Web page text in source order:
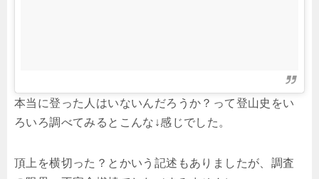
本当に登った人はいないんだろうか？って登山史をい
ろいろ調べてみるとこんな↓感じでした。
頂上を横切った？とかいう記述もありましたが、調査